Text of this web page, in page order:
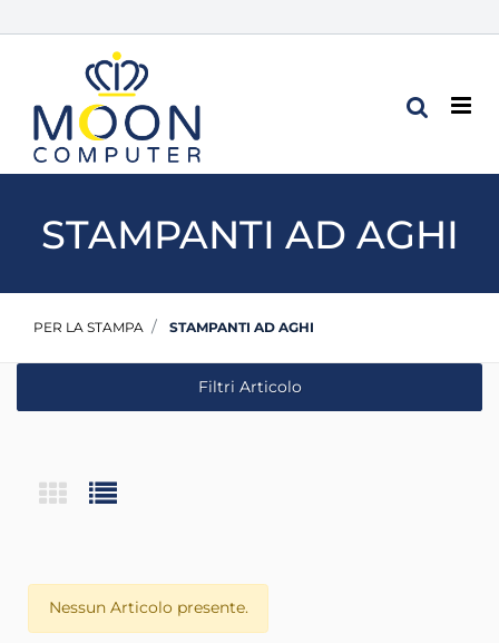
STAMPANTI AD AGHI
PER LA STAMPA STAMPANTI AD AGHI
Filtri Articolo
Nessun Articolo presente.